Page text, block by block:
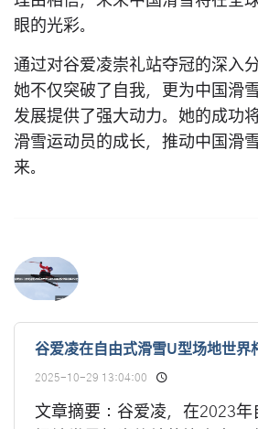
眼的光彩。
通过对谷爱凌崇礼站夺冠的深入
她不仅突破了自我，更为中国滑
发展提供了强大动力。她的成功
滑雪运动员的成长，推动中国滑
来。
谷爱凌在自由式滑雪U型场地世界
2025-10-29 13:04:00
文章摘要：谷爱凌，在2023年